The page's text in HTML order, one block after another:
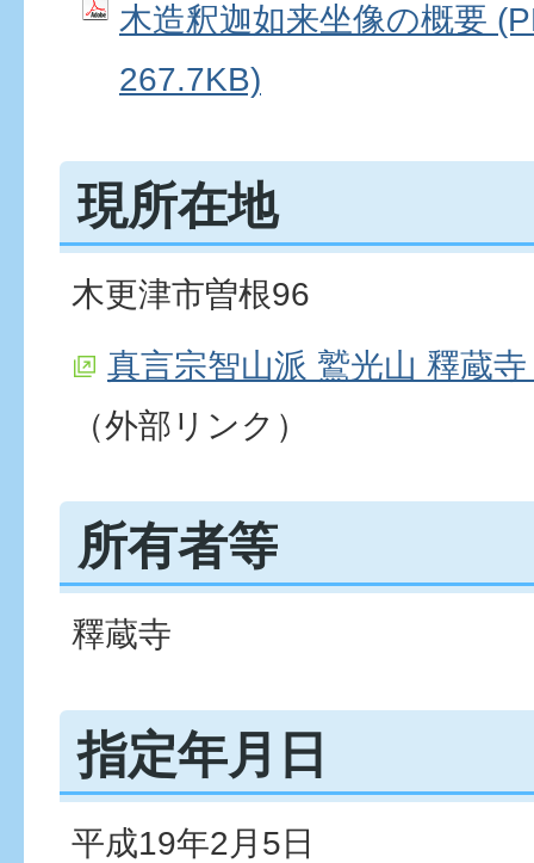
木造釈迦如来坐像の概要
267.7KB)
現所在地
木更津市曽根96
真言宗智山派 鷲光山 釋蔵
（外部リンク）
所有者等
釋蔵寺
指定年月日
平成19年2月5日